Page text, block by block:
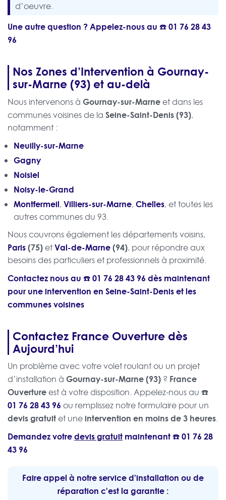
d’oeuvre.
Une autre question ? Appelez-nous au ☎️01 76 28 43
96
Nos Zones d’Intervention à Gournay-
sur-Marne (93) et au-delà
Nous intervenons à Gournay-sur-Marne et dans les
communes voisines de la Seine-Saint-Denis (93),
notamment :
Neuilly-sur-Marne
Gagny
Noisiel
Noisy-le-Grand
Montfermeil, Villiers-sur-Marne, Chelles, et toutes les
autres communes du 93.
Nous couvrons également les départements voisins,
Paris(75) etVal-de-Marne(94), pour répondre aux
besoins des particuliers et professionnels à proximité.
Contactez nous au ☎️01 76 28 43 96 dès maintenant
pour une intervention en Seine-Saint-Denis et les
communes voisines
Contactez France Ouverture dès
Aujourd’hui
Un problème avec votre volet roulant ou un projet
d’installation à Gournay-sur-Marne (93) ? France
Ouverture est à votre disposition. Appelez-nous au ☎️
01 76 28 43 96 ou remplissez notre formulaire pour un
devis gratuit et uneintervention en moins de 3 heures.
Demandez votredevis gratuit maintenant ☎️01 76 28
43 96
Faire appel à notre service d'installation ou de
réparation c'est la garantie :